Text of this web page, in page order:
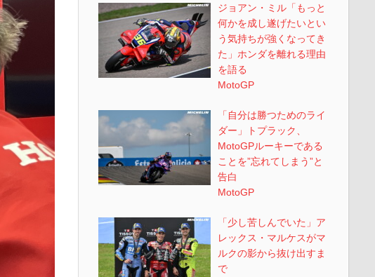
ジョアン・ミル「もっと
何かを成し遂げたいとい
う気持ちが強くなってき
た」ホンダを離れる理由
を語る
MotoGP
「自分は勝つためのライ
ダー」トプラック、
MotoGPルーキーである
ことを”忘れてしまう”と
告白
MotoGP
「少し苦しんでいた」ア
レックス・マルケスがマ
ルクの影から抜け出すま
で